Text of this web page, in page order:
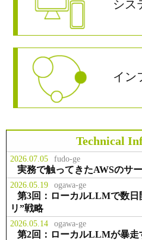
た
般派遣
2016.04.01 株式
スラ
お知らせ 2014.02.23
事業拡
段北に
事業 2013.07.01
シス
イン
Technical
2026.07.05 fudo-ge
実務で触ってきたAWSのサ
2026.05.19 ogawa-ge
第3回：ローカルLLMで数日
リ”戦略
2026.05.14 ogawa-ge
第2回：ローカルLLMが暴走